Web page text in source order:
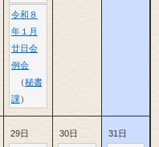
令和８
年１月
廿日会
例会
秘書
課
29日 30日 31日